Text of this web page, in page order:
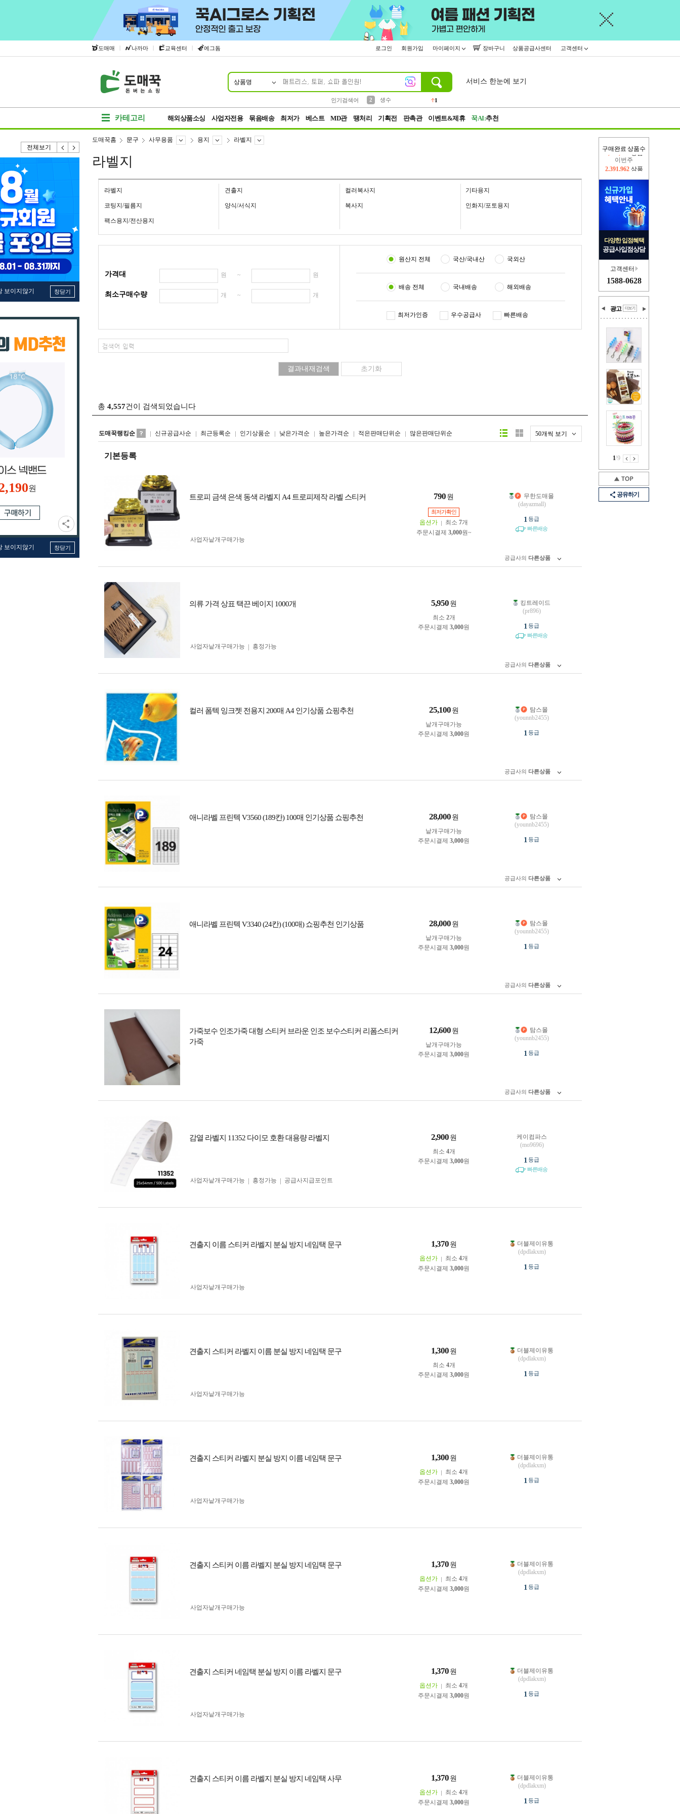
도매매 | 나까마 | 교육센터 | 에그돔 로그인 회원가입 마이페이지 장바구니 상품공급사센터 고객센터
상품명
인기검색어
2
생수
1
서비스 한눈에 보기
카테고리 해외상품소싱 사업자전용 묶음배송 최저가 베스트 MD관 땡처리 기획전 판촉관 이벤트&제휴 꾹AI:추천
전체보기
보이지않기 창닫기
원
보이지않기 창닫기
구매완료 상품수
이번주
2,391,962 상품
다양한 입점혜택
공급사입점상담
고객센터
1588-0628
광고
1/9
공유하기
도매꾹홈 문구 사무용품 용지 라벨지
라벨지
라벨지 견출지 컬러복사지 기타용지
코팅지/필름지 양식/서식지 복사지 인화지/포토용지
팩스용지/전산용지
가격대 원 ~ 원
최소구매수량 개 ~ 개
원산지 전체 국산/국내산 국외산
배송 전체 국내배송 해외배송
최저가인증 우수공급사 빠른배송
총 4,557건이 검색되었습니다
도매꾹랭킹순 신규공급사순 최근등록순 인기상품순 낮은가격순 높은가격순 적은판매단위순 많은판매단위순 50개씩 보기
리스트형갤러리형
기본등록
트로피 금색 은색 동색 라벨지 A4 트로피제작 라벨 스티커 790 원
최저가확인
옵션가 최소 7개
주문시결제 3,000원~
사업자 낱개구매가능
무한도매몰
(dayazmall)
1 등급
빠른배송
공급사의 다른상품
의류 가격 상표 택끈 베이지 1000개 5,950 원
최소 2개
주문시결제 3,000원
사업자 낱개구매가능 흥정가능
킹트레이드
(pr896)
1 등급
빠른배송
공급사의 다른상품
컬러 폼텍 잉크젯 전용지 200매 A4 인기상품 쇼핑추천 25,100 원
낱개구매가능
주문시결제 3,000원
탐스몰
(younnb2455)
1 등급
공급사의 다른상품
애니라벨 프린텍 V3560 (189칸) 100매 인기상품 쇼핑추천 28,000 원
낱개구매가능
주문시결제 3,000원
탐스몰
(younnb2455)
1 등급
공급사의 다른상품
애니라벨 프린텍 V3340 (24칸) (100매) 쇼핑추천 인기상품 28,000 원
낱개구매가능
주문시결제 3,000원
탐스몰
(younnb2455)
1 등급
공급사의 다른상품
가죽보수 인조가죽 대형 스티커 브라운 인조 보수스티커 리폼스티커
가죽
12,600 원
낱개구매가능
주문시결제 3,000원
탐스몰
(younnb2455)
1 등급
공급사의 다른상품
감열 라벨지 11352 다이모 호환 대용량 라벨지 2,900 원
최소 4개
주문시결제 3,000원
사업자 낱개구매가능 흥정가능 공급사지급포인트
케이컴파스
(mo9696)
1 등급
빠른배송
견출지 이름 스티커 라벨지 분실 방지 네임택 문구 1,370 원
옵션가 최소 4개
주문시결제 3,000원
사업자 낱개구매가능
더블제이유통
(dpdlakxm)
1 등급
견출지 스티커 라벨지 이름 분실 방지 네임택 문구 1,300 원
최소 4개
주문시결제 3,000원
사업자 낱개구매가능
더블제이유통
(dpdlakxm)
1 등급
견출지 스티커 라벨지 분실 방지 이름 네임택 문구 1,300 원
옵션가 최소 4개
주문시결제 3,000원
사업자 낱개구매가능
더블제이유통
(dpdlakxm)
1 등급
견출지 스티커 이름 라벨지 분실 방지 네임택 문구 1,370 원
옵션가 최소 4개
주문시결제 3,000원
사업자 낱개구매가능
더블제이유통
(dpdlakxm)
1 등급
견출지 스티커 네임택 분실 방지 이름 라벨지 문구 1,370 원
옵션가 최소 4개
주문시결제 3,000원
사업자 낱개구매가능
더블제이유통
(dpdlakxm)
1 등급
견출지 스티커 이름 라벨지 분실 방지 네임택 사무 1,370 원
옵션가 최소 4개
주문시결제 3,000원
더블제이유통
(dpdlakxm)
1 등급